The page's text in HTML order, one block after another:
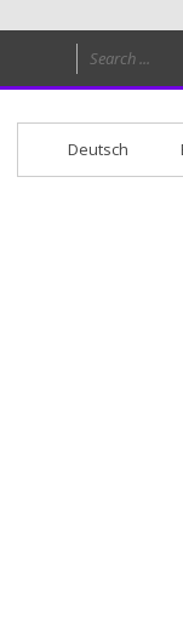
Deutsch